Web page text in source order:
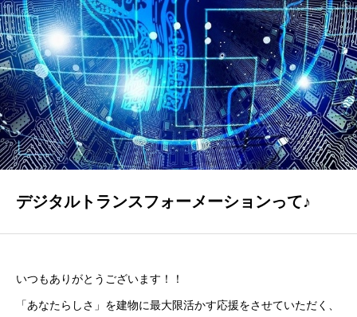
COMPANY
株式会社かなう家の紹介
STAFF
スタッフ紹介
BLOG
「本日も絶好調さまです！』代表・窪田 純一のブログ
CONTACT
お問い合わせ
デジタルトランスフォーメーションって♪
いつもありがとうございます！！
「あなたらしさ」を建物に最大限活かす応援をさせていただく、